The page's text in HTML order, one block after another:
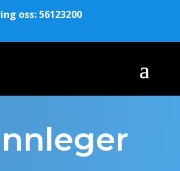
oss: 56123200